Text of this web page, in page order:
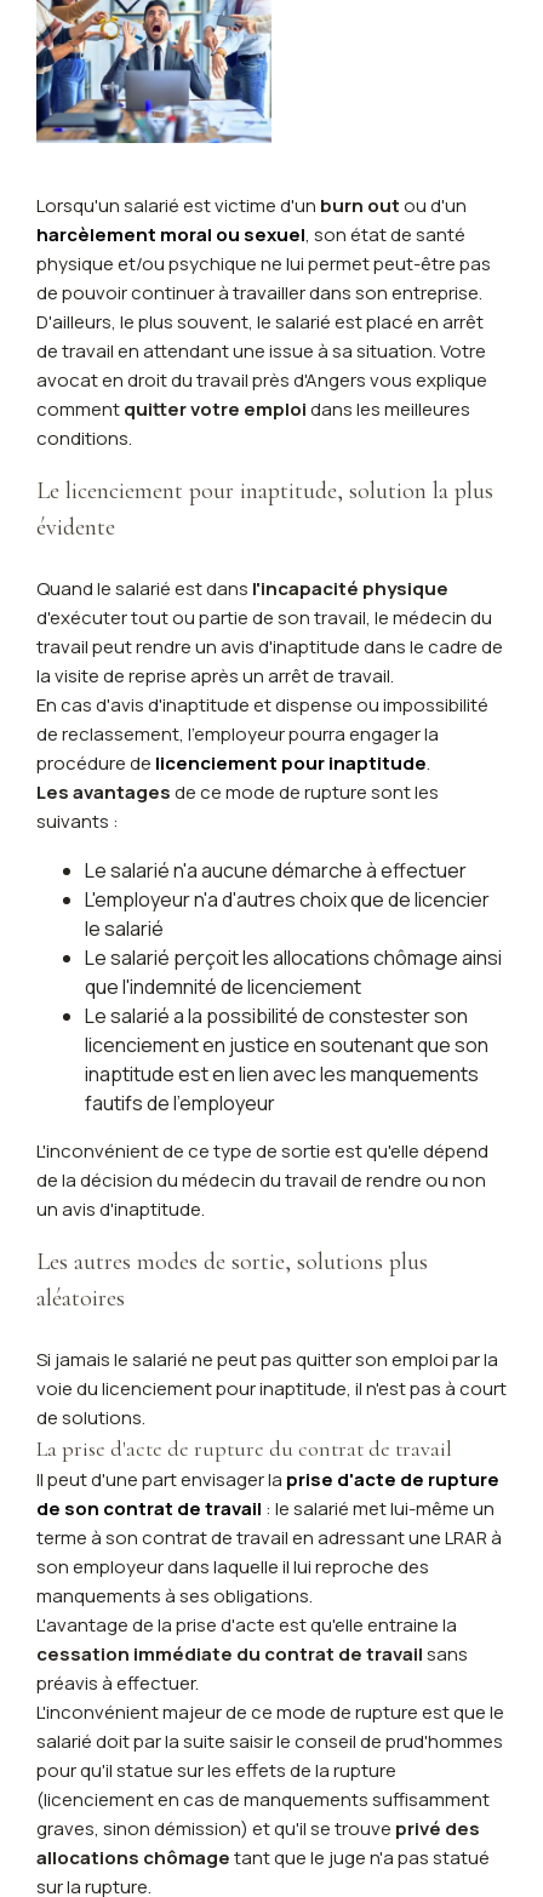
Lorsqu'un salarié est victime d'un burn outou d'un
harcèlement moral ou sexuel, son état de santé
physique et/ou psychique ne lui permet peut-être pas
de pouvoir continuer à travailler dans son entreprise.
D'ailleurs, le plus souvent, le salarié est placé en arrêt
de travail en attendant une issue à sa situation. Votre
avocat en droit du travail près d'Angers vous explique
commentquitter votre emploidans les meilleures
conditions.
Le licenciement pour inaptitude, solution la plus
évidente
Quand le salarié est dans l'incapacité physique
d'exécuter tout ou partie de son travail, le médecin du
travail peut rendre un avis d'inaptitude dans le cadre de
la visite de reprise après un arrêt de travail.
En cas d'avis d'inaptitude et dispense ou impossibilité
de reclassement, l'employeur pourra engager la
procédure de licenciement pour inaptitude.
Les avantagesde ce mode de rupture sont les
suivants :
Le salarié n'a aucune démarche à effectuer
L'employeur n'a d'autres choix que de licencier
le salarié
Le salarié perçoit les allocations chômage ainsi
que l'indemnité de licenciement
Le salarié a la possibilité de constester son
licenciement en justice en soutenant que son
inaptitude est en lien avec les manquements
fautifs de l'employeur
L'inconvénient de ce type de sortie est qu'elle dépend
de la décision du médecin du travail de rendre ou non
un avis d'inaptitude.
Les autres modes de sortie, solutions plus
aléatoires
Si jamais le salarié ne peut pas quitter son emploi par la
voie du licenciement pour inaptitude, il n'est pas à court
de solutions.
La prise d'acte de rupture du contrat de travail
Il peut d'une part envisager la prise d'acte de rupture
de son contrat de travail : le salarié met lui-même un
terme à son contrat de travail en adressant une LRAR à
son employeur dans laquelle il lui reproche des
manquements à ses obligations.
L'avantage de la prise d'acte est qu'elle entraine la
cessation immédiate du contrat de travailsans
préavis à effectuer.
L'inconvénient majeur de ce mode de rupture est que le
salarié doit par la suite saisir le conseil de prud'hommes
pour qu'il statue sur les effets de la rupture
(licenciement en cas de manquements suffisamment
graves, sinon démission) et qu'il se trouve privé des
allocations chômagetant que le juge n'a pas statué
sur la rupture.